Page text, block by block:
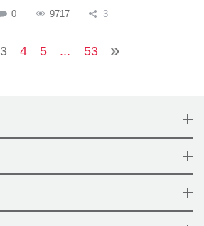
0 9717 3
3 4 5 ... 53